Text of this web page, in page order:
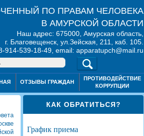
ПО ПРАВАМ ЧЕЛОВЕКА
В АМУРСКОЙ ОБЛАСТИ
Наш адрес: 675000, Амурская область,
г. Благовещенск, ул.Зейская, 211, каб. 105.
914-539-18-49, email: apparatupch@mail.ru
ОТЗЫВЫ ГРАЖДАН
ПРОТИВОДЕЙСТВИЕ
КОРРУПЦИИ
КАК ОБРАТИТЬСЯ?
график приема